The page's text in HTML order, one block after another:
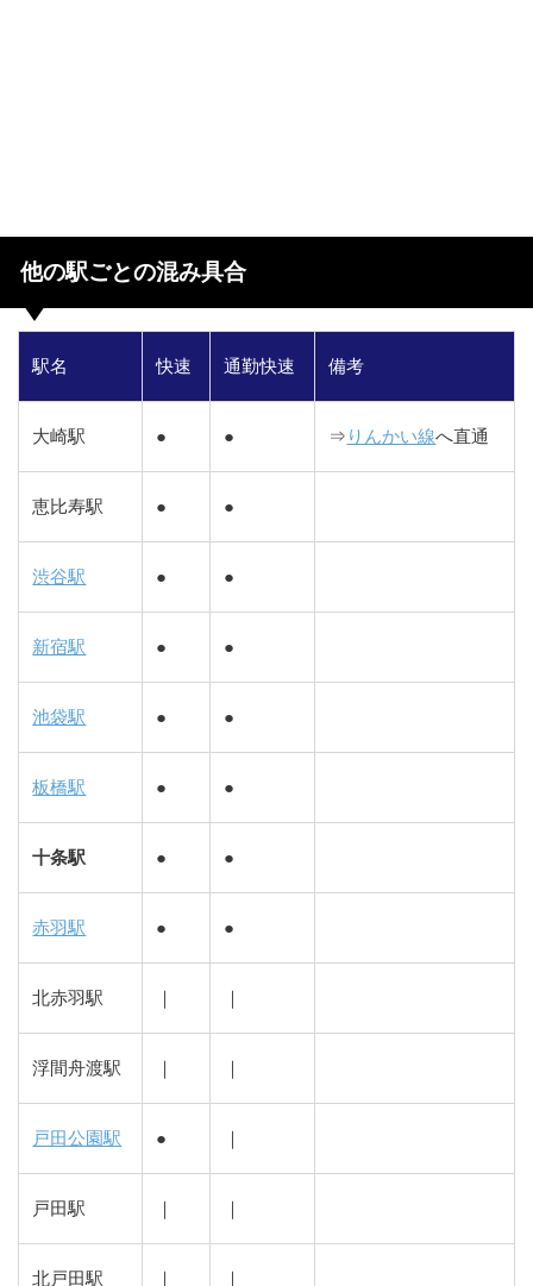
他の駅ごとの混み具合
駅名 快速 通勤快速 備考
大崎駅 ● ● ⇒ りんかい線へ直通
恵比寿駅 ● ●
渋谷駅 ● ●
新宿駅 ● ●
池袋駅 ● ●
板橋駅 ● ●
十条駅 ● ●
赤羽駅 ● ●
北赤羽駅 ｜ ｜
浮間舟渡駅 ｜ ｜
戸田公園駅 ● ｜
戸田駅 ｜ ｜
北戸田駅 ｜ ｜